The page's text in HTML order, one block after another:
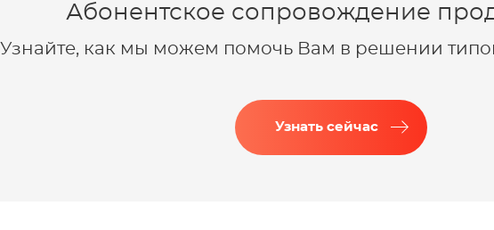
Абонентское сопровождение
Узнайте, как мы можем помочь Вам в решении
Узнать сейчас